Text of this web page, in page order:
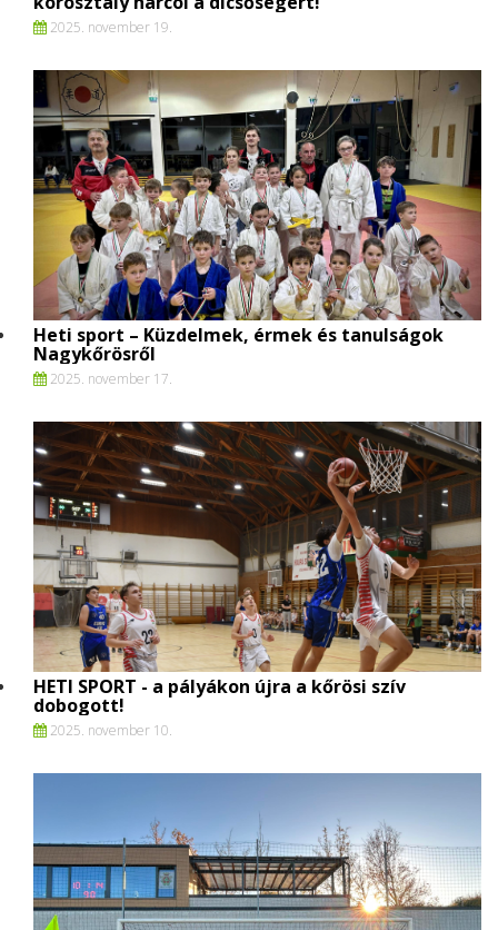
2025. november 19.
Heti sport – Küzdelmek, érmek és tanulságok
Nagykőrösről
2025. november 17.
HETI SPORT - a pályákon újra a kőrösi szív
dobogott!
2025. november 10.